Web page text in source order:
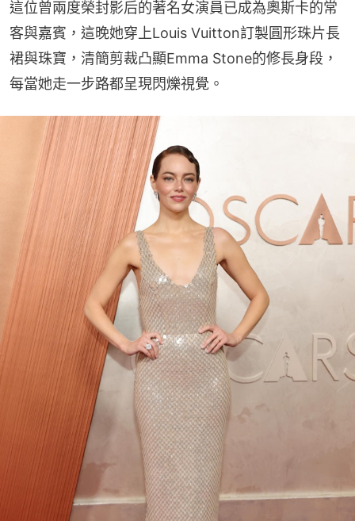
這位曾兩度榮封影后的著名女演員已成為奧斯卡的常
客與嘉賓，這晚她穿上Louis Vuitton訂製圓形珠片長
裙與珠寶，清簡剪裁凸顯Emma Stone的修長身段，
每當她走一步路都呈現閃爍視覺。